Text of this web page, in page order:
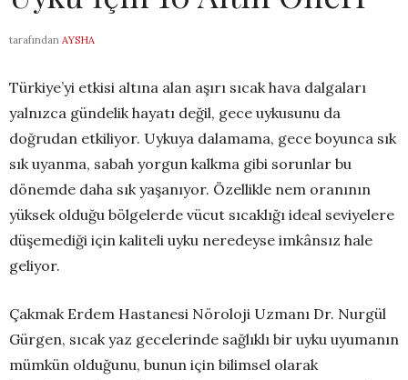
tarafından AYSHA
Türkiye’yi etkisi altına alan aşırı sıcak hava dalgaları
yalnızca gündelik hayatı değil, gece uykusunu da
doğrudan etkiliyor. Uykuya dalamama, gece boyunca sık
sık uyanma, sabah yorgun kalkma gibi sorunlar bu
dönemde daha sık yaşanıyor. Özellikle nem oranının
yüksek olduğu bölgelerde vücut sıcaklığı ideal seviyelere
düşemediği için kaliteli uyku neredeyse imkânsız hale
geliyor.
Çakmak Erdem Hastanesi Nöroloji Uzmanı Dr. Nurgül
Gürgen, sıcak yaz gecelerinde sağlıklı bir uyku uyumanın
mümkün olduğunu, bunun için bilimsel olarak